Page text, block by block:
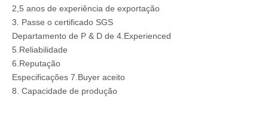
2,5 anos de experiência de exportação
3. Passe o certificado SGS
Departamento de P & D de 4.Experienced
5.Reliabilidade
6.Reputação
Especificações 7.Buyer aceito
8. Capacidade de produção